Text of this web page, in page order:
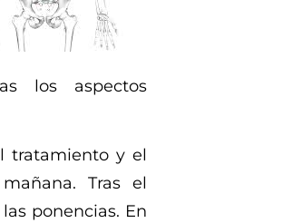
los aspectos
tratamiento y el
Tras el
ponencias. En